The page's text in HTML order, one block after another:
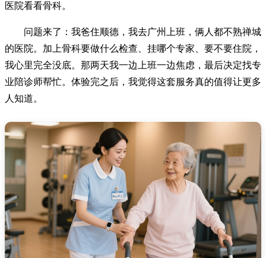
医院看看骨科。
问题来了：我爸住顺德，我去广州上班，俩人都不熟禅城
的医院。加上骨科要做什么检查、挂哪个专家、要不要住院，
我心里完全没底。那两天我一边上班一边焦虑，最后决定找专
业陪诊师帮忙。体验完之后，我觉得这套服务真的值得让更多
人知道。